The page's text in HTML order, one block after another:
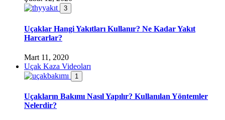
3
Uçaklar Hangi Yakıtları Kullanır? Ne Kadar Yakıt
Harcarlar?
Mart 11, 2020
Uçak Kaza Videoları
1
Uçakların Bakımı Nasıl Yapılır? Kullanılan Yöntemler
Nelerdir?